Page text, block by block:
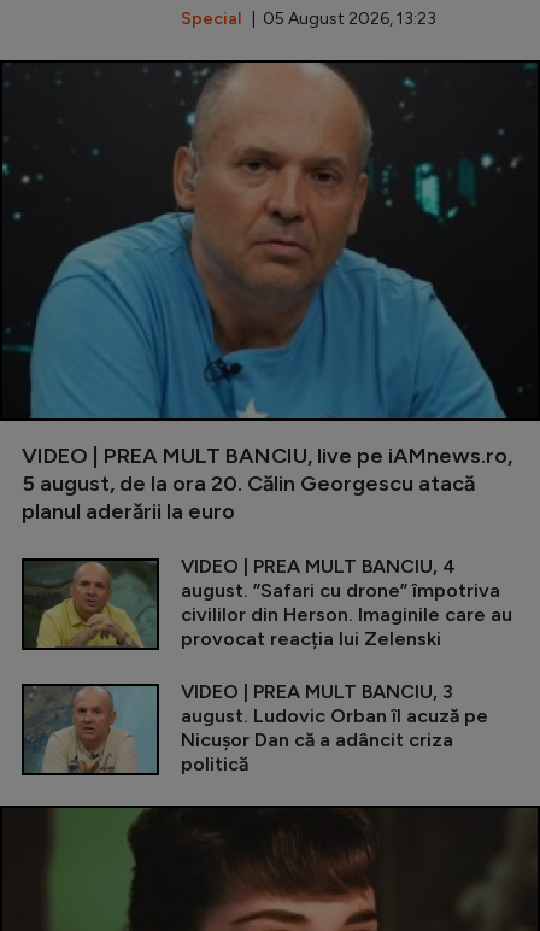
Special | 05 August 2026, 13:23
VIDEO | PREA MULT BANCIU, live pe iAMnews.ro,
5 august, de la ora 20. Călin Georgescu atacă
planul aderării la euro
VIDEO | PREA MULT BANCIU, 4
august. ”Safari cu drone” împotriva
civililor din Herson. Imaginile care au
provocat reacția lui Zelenski
VIDEO | PREA MULT BANCIU, 3
august. Ludovic Orban îl acuză pe
Nicușor Dan că a adâncit criza
politică